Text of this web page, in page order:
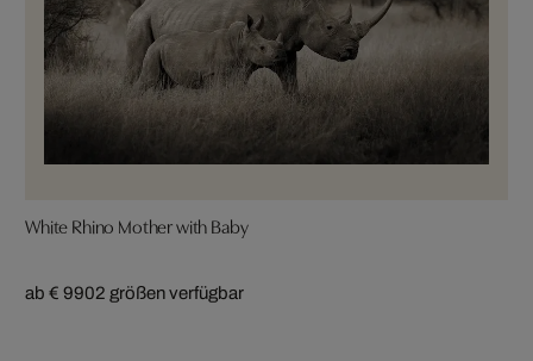
White Rhino Mother with Baby
ab € 9902 größen verfügbar